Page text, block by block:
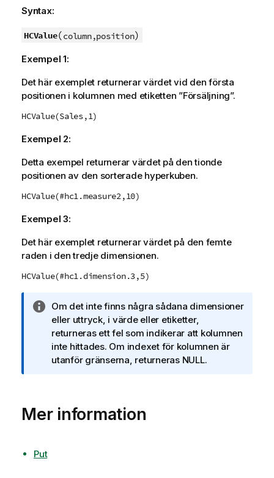
Syntax:
HCValue(column,position)
Exempel 1:
Det här exemplet returnerar värdet vid den första
positionen i kolumnen med etiketten ”Försäljning”.
HCValue(Sales,1)
Exempel 2:
Detta exempel returnerar värdet på den tionde
positionen av den sorterade hyperkuben.
HCValue(#hc1.measure2,10)
Exempel 3:
Det här exemplet returnerar värdet på den femte
raden i den tredje dimensionen.
HCValue(#hc1.dimension.3,5)
A
n
t
e
c
n
Om det inte finns några sådana dimensioner
eller uttryck, i värde eller etiketter,
returneras ett fel som indikerar att kolumnen
inte hittades. Om indexet för kolumnen är
utanför gränserna, returneras NULL.
Mer information
Put